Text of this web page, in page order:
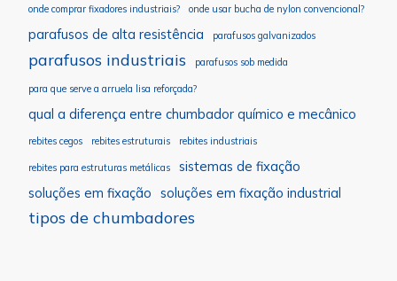
onde comprar fixadores industriais? onde usar bucha de nylon convencional?
parafusos de alta resistência parafusos galvanizados
parafusos industriais parafusos sob medida
para que serve a arruela lisa reforçada?
qual a diferença entre chumbador químico e mecânico
rebites cegos rebites estruturais rebites industriais
rebites para estruturas metálicas
sistemas de fixação
soluções em fixação soluções em fixação industrial
tipos de chumbadores